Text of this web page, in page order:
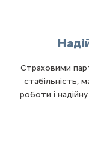
Страховими
стабільність,
роботи і